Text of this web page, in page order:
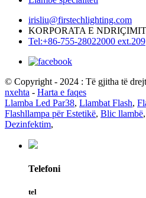
irisliu@firstechlighting.com
KORPORATA E
Tel:+86-755-28022000 ext.209
© Copyright - 2024 : Të gjitha të
nxehta - Harta e faqes
Llamba Led Par38, Llambat Flash,
Flashllampa për Estetikë, Blic llambë,
Dezinfektim,
Telefoni
tel